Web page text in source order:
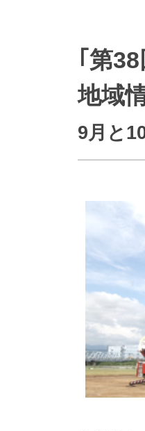
J:COM
防災情報サ
｢第
地域
9月と